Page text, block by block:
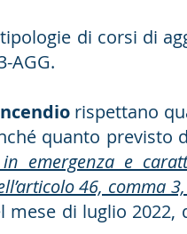
di corsi di
AGG.
rispettano
quanto previsto
emergenza e
46, comma
mese di luglio